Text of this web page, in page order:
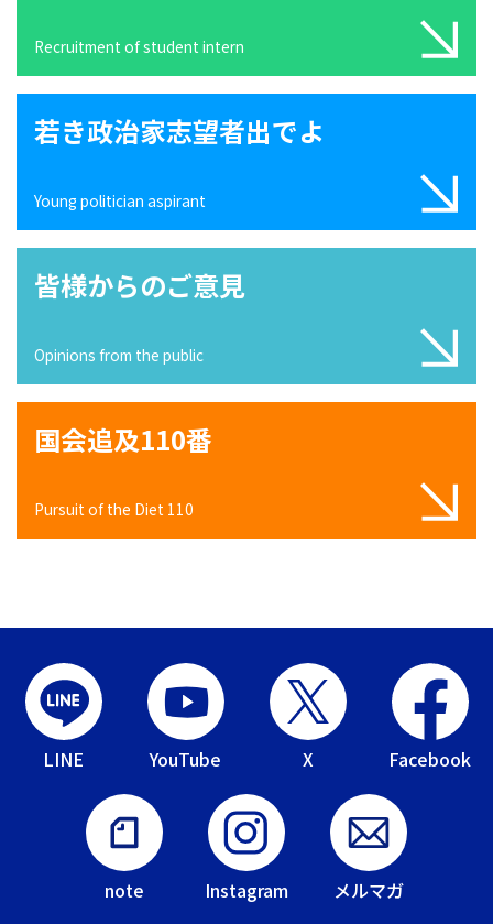
Recruitment of student intern
若き政治家志望者出でよ
Young politician aspirant
皆様からのご意見
Opinions from the public
国会追及110番
Pursuit of the Diet 110
LINE YouTube X Facebook
note Instagram メルマガ